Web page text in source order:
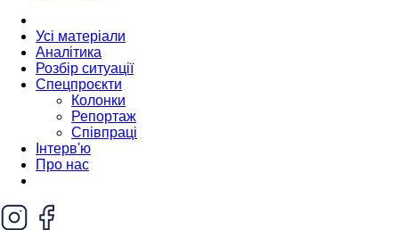
Усі матеріали
Аналітика
Розбір ситуації
Спецпроєкти
Колонки
Репортаж
Співпраці
Інтерв'ю
Про нас